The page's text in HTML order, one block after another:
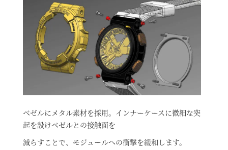
ベゼルにメタル素材を採用。インナーケースに微細な突
起を設けベゼルとの接触面を
減らすことで、モジュールへの衝撃を緩和します。